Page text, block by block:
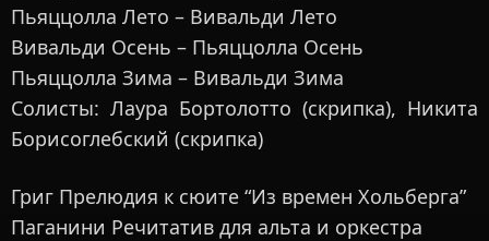
Пьяццолла Лето – Вивальди Лето
Вивальди Осень – Пьяццолла Осень
Пьяццолла Зима – Вивальди Зима
Солисты: Лаура Бортолотто (скрипка), Никита
Борисоглебский (скрипка)
Григ Прелюдия к сюите “Из времен Хольберга”
Паганини Речитатив для альта и оркестра